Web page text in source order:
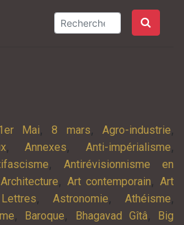
Mai,8 mars, Agro-industrie,
,Annexes,Anti-impérialisme,
, Antirévisionnisme en
Architecture, Art contemporain,Art
, Astronomie,Athéisme,
, Baroque, Bhagavad Gîtâ, Big